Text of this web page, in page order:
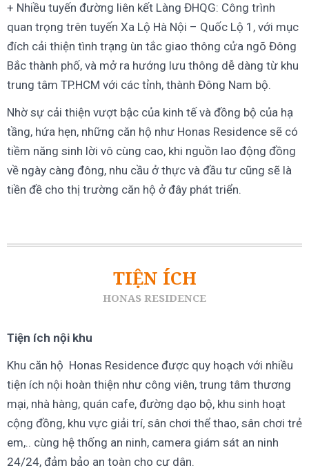
+ Nhiều tuyến đường liên kết Làng ĐHQG: Công trình
quan trọng trên tuyến Xa Lộ Hà Nội – Quốc Lộ 1, với mục
đích cải thiện tình trạng ùn tắc giao thông cửa ngõ Đông
Bắc thành phố, và mở ra hướng lưu thông dễ dàng từ khu
trung tâm TP.HCM với các tỉnh, thành Đông Nam bộ.
Nhờ sự cải thiện vượt bậc của kinh tế và đồng bộ của hạ
tầng, hứa hẹn, những căn hộ như Honas Residence sẽ có
tiềm năng sinh lời vô cùng cao, khi nguồn lao động đồng
về ngày càng đông, nhu cầu ở thực và đầu tư cũng sẽ là
tiền đề cho thị trường căn hộ ở đây phát triển.
TIỆN ÍCH
HONAS RESIDENCE
Tiện ích nội khu
Khu căn hộ Honas Residence được quy hoạch với nhiều
tiện ích nội hoàn thiện như công viên, trung tâm thương
mại, nhà hàng, quán cafe, đường dạo bộ, khu sinh hoạt
cộng đồng, khu vực giải trí, sân chơi thể thao, sân chơi trẻ
em,.. cùng hệ thống an ninh, camera giám sát an ninh
24/24, đảm bảo an toàn cho cư dân.